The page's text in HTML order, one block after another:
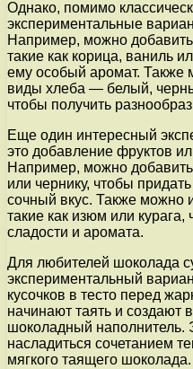
Однако, помимо
экспериментальные
Например, можно
такие как корица, ваниль
ему особый аромат. Также
виды хлеба — белый,
чтобы получить
Еще один интересный
это добавление фруктов
Например, можно
или чернику, чтобы
сочный вкус. Также можно
такие как изюм или курага,
сладости и аромата.
Для любителей шоколада
экспериментальный
кусочков в тесто перед
начинают таять и создают
шоколадный наполнитель.
насладиться сочетанием
мягкого таящего шоколада.